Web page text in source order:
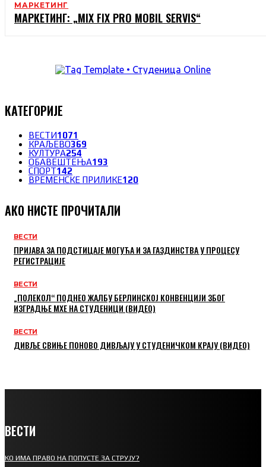
МАРКЕТИНГ
МАРКЕТИНГ: „MIX FIX PRO MOBIL SERVIS“
КАТЕГОРИЈЕ
ВЕСТИ1071
КРАЉЕВО369
КУЛТУРА254
ОБАВЕШТЕЊА193
СПОРТ142
ВРЕМЕНСКЕ ПРИЛИКЕ120
АКО НИСТЕ ПРОЧИТАЛИ
ВЕСТИ
ПРИЈАВА ЗА ПОДСТИЦАЈЕ МОГУЋА И ЗА ГАЗДИНСТВА У ПРОЦЕСУ
РЕГИСТРАЦИЈЕ
ВЕСТИ
„ПОЛЕКОЛ“ ПОДНЕО ЖАЛБУ БЕРЛИНСКОЈ КОНВЕНЦИЈИ ЗБОГ
ИЗГРАДЊЕ МХЕ НА СТУДЕНИЦИ (ВИДЕО)
ВЕСТИ
ДИВЉЕ СВИЊЕ ПОНОВО ДИВЉАЈУ У СТУДЕНИЧКОМ КРАЈУ (ВИДЕО)
ВЕСТИ
КО ИМА ПРАВО НА ПОПУСТЕ ЗА СТРУЈУ?